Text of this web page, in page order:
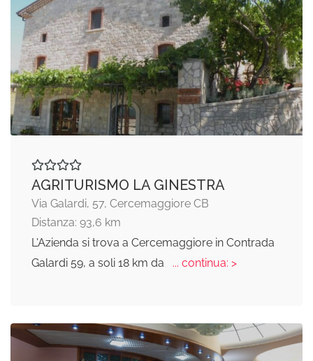
AGRITURISMO LA GINESTRA
Via Galardi, 57, Cercemaggiore CB
Distanza: 93,6 km
L'Azienda si trova a Cercemaggiore in Contrada
Galardi 59, a soli 18 km da
... continua: >